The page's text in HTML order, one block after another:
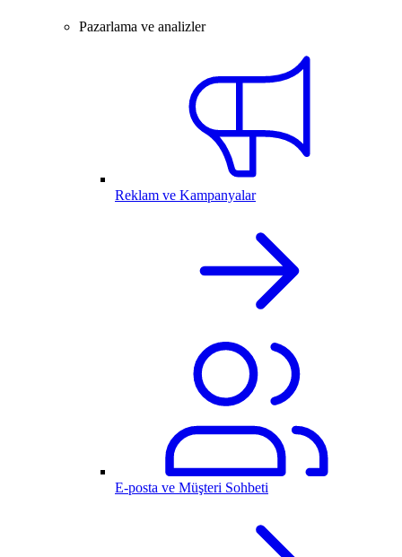
Pazarlama ve analizler
Reklam ve Kampanyalar
E-posta ve Müşteri Sohbeti